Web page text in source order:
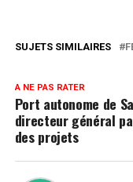
SUJETS SIMILAIRES
A NE PAS RATER
Port autonome de
directeur général
des projets